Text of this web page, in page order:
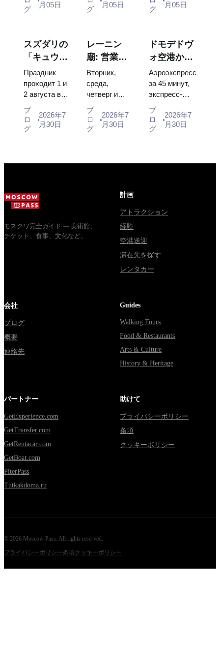
Buran model,
capsules and
120 pieces of
flight...
グ
月05日
— the works
they hang,
and why
booking the...
グ
月05日
throne of two
dress of
Catherine...
グ
月05日
スズダリの
「キュウリ
の日」
2026：チケ
ット、日
程、モスク
ワからのア
クセス方法
Праздник
проходит 1 и
2 августа в
Музее
деревянного
зодчества.
через
Владими...
ブ
ロ
グ
2026年7
月30日
レーニン
廟: 営業時
間、入場方
法、そして
クレムリン
との混同に
ついての主
な混乱点
Вторник,
среда,
четверг и
суббота с
10:00 до
13:00, вход
Мавзолей
ブ
ロ
グ
2026年7
月30日
ドモデドヴ
ォ空港から
モスクワ市
内へ：エア
ポートエク
スプレス、
バス、また
は電車
Аэроэкспресс
за 45 минут,
экспресс-
автобус за
450 рублей,
социальный
ブ
ロ
グ
2026年7
月30日
モスクワ完全ガイド — 美術館、
チケット、食事、文化など。
計画
アトラクション
経験
空港送迎
滞在先を探す
レンタカー
会社
ブログ
概要
連絡先
Guides
Walking Tours
Food & Restaurants
Arts & Culture
History & Heritage
パートナー
GetExperience.com
GetTransfer.com
GetRentacar.com
GetBoat.com
PiterPass
Tutkakdoma.ru
助けて
プライバシーポリシー
条項
クッキーポリシー
© 2026 Moscow Pass. All rights reserved.
プライバシーポリシー条項 クッキーポリシー